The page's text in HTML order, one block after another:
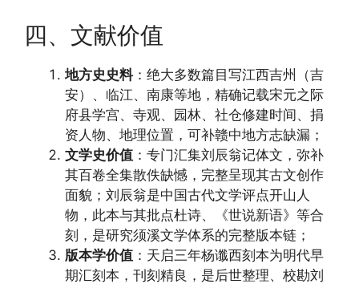
四、文献价值
地方史史料：绝大多数篇目写江西吉州（吉
安）、临江、南康等地，精确记载宋元之际
府县学宫、寺观、园林、社仓修建时间、捐
资人物、地理位置，可补赣中地方志缺漏；
文学史价值 ：专门汇集刘辰翁记体文，弥补
其百卷全集散佚缺憾，完整呈现其古文创作
面貌；刘辰翁是中国古代文学评点开山人
物，此本与其批点杜诗、《世说新语》等合
刻，是研究须溪文学体系的完整版本链；
版本学价值 ：天启三年杨谶西刻本为明代早
期汇刻本，刊刻精良，是后世整理、校勘刘